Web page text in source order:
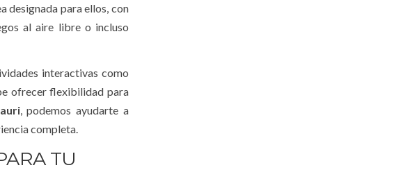
designada para ellos, con
al aire libre o incluso
interactivas como
ofrecer flexibilidad para
, podemos ayudarte a
completa.
TU